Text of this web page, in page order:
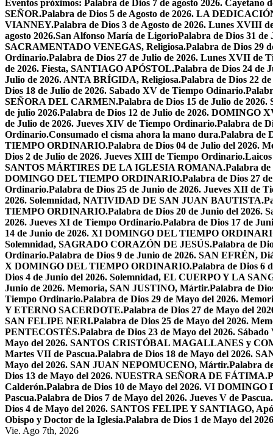
Eventos próximos: Palabra de Dios 7 de agosto 2026. Cayetano
SEÑOR.Palabra de Dios 5 de Agosto de 2026. LA
VIANNEY.Palabra de Dios 3 de Agosto de 2026. Lunes XVIII
agosto 2026.San Alfonso María de LigorioPalabra de Dios 31
SACRAMENTADO VENEGAS, Religiosa.Palabra de Dios 29
Ordinario.Palabra de Dios 27 de Julio de 2026. Lunes XVII de
de 2026. Fiesta, SANTIAGO APÓSTOL.Palabra de Dios 24 de
Julio de 2026. ANTA BRÍGIDA, Religiosa.Palabra de Dios 22
Dios 18 de Julio de 2026. Sabado XV de Tiempo Odinario.
SEÑORA DEL CARMEN.Palabra de Dios 15 de Julio de
de julio 2026.Palabra de Dios 12 de Julio de 2026.
de Julio de 2026. Jueves XIV de Tiempo Ordinario.Palabra de
Ordinario.Consumado el cisma ahora la mano dura.Palabra de
TIEMPO ORDINARIO.Palabra de Dios 04 de Julio del 2026.
Dios 2 de Julio de 2026. Jueves XIII de Tiempo Ordinario.
SANTOS MÁRTIRES DE LA IGLESIA ROMANA.Palabra de
DOMINGO DEL TIEMPO ORDINARIO.Palabra de Dios 27
Ordinario.Palabra de Dios 25 de Junio de 2026. Jueves XII de
2026. Solemnidad, NATIVIDAD DE SAN JUAN BAUTISTA.
TIEMPO ORDINARIO.Palabra de Dios 20 de Junio del 2026.
2026. Jueves XI de Tiempo Ordinario.Palabra de Dios 17 de
14 de Junio de 2026. XI DOMINGO DEL TIEMPO
Solemnidad, SAGRADO CORAZÓN DE JESÚS.Palabra de
Ordinario.Palabra de Dios 9 de Junio de 2026. SAN EFRÉN,
X DOMINGO DEL TIEMPO ORDINARIO.Palabra de Dios 6
Dios 4 de Junio del 2026. Solemnidad, EL CUERPO Y LA
Junio de 2026. Memoria, SAN JUSTINO, Mártir.Palabra de
Tiempo Ordinario.Palabra de Dios 29 de Mayo del 2026.
Y ETERNO SACERDOTE.Palabra de Dios 27 de Mayo del
SAN FELIPE NERI.Palabra de Dios 25 de Mayo del 2026.
PENTECOSTÉS.Palabra de Dios 23 de Mayo del 2026.
Mayo del 2026. SANTOS CRISTÓBAL MAGALLANES y
Martes VII de Pascua.Palabra de Dios 18 de Mayo del 2026.
Mayo del 2026. SAN JUAN NEPOMUCENO, Mártir.Palabra
Dios 13 de Mayo del 2026. NUESTRA SEÑORA DE FÁTIMA.
Calderón.Palabra de Dios 10 de Mayo del 2026. VI DOMINGO
Pascua.Palabra de Dios 7 de Mayo del 2026. Jueves V de Pascua.
Dios 4 de Mayo del 2026. SANTOS FELIPE Y SANTIAGO,
Obispo y Doctor de la Iglesia.Palabra de Dios 1 de Mayo del
Vie. Ago 7th, 2026